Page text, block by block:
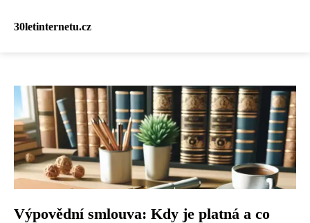
30letinternetu.cz
Výpovědní smlouva: Kdy je platná a co